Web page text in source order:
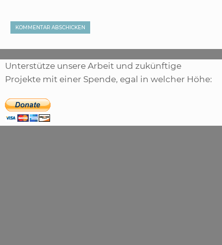
Unterstütze unsere Arbeit und zukünftige
Projekte mit einer Spende, egal in welcher Höhe: